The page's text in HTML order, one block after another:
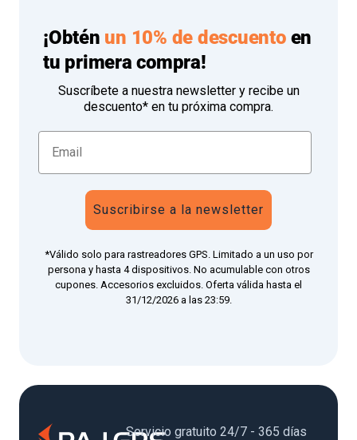
¡Obtén un 10% de descuentoen
tu primera compra!
Suscríbete a nuestra newsletter y recibe un
descuento* en tu próxima compra.
Suscribirse a la newsletter
*Válido solo para rastreadores GPS. Limitado a un uso por
persona y hasta 4 dispositivos. No acumulable con otros
cupones. Accesorios excluidos. Oferta válida hasta el
31/12/2026 a las 23:59.
Servicio gratuito 24/7 - 365 días